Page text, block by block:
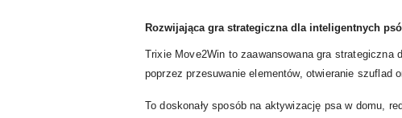
Rozwijająca gra strategiczna dla inteligentnych
Trixie Move2Win to zaawansowana gra strategiczna
poprzez przesuwanie elementów, otwieranie
To doskonały sposób na aktywizację psa w domu,